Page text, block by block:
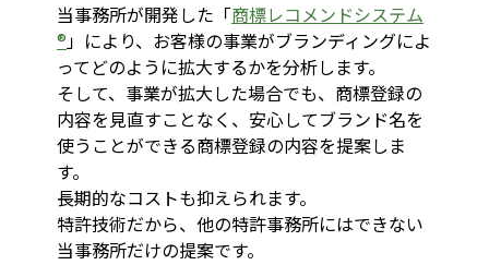
当事務所が開発した「商標レコメンドシステム
®」により、お客様の事業がブランディングによ
ってどのように拡大するかを分析します。
そして、事業が拡大した場合でも、商標登録の
内容を見直すことなく、安心してブランド名を
使うことができる商標登録の内容を提案しま
す。
長期的なコストも抑えられます。
特許技術だから、他の特許事務所にはできない
当事務所だけの提案です。